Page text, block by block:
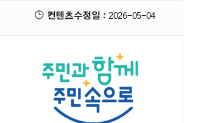
컨텐츠수정일 : 2026-05-04